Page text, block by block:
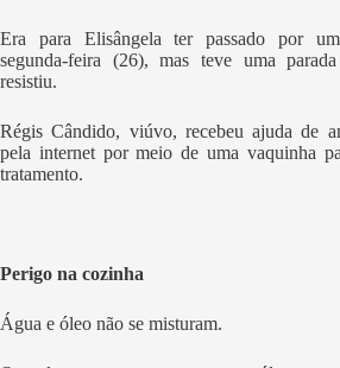
Era para Elisângela ter passado por
segunda-feira (26), mas teve uma
resistiu.
Régis Cândido, viúvo, recebeu ajuda de
pela internet por meio de uma vaquinha
tratamento.
Perigo na cozinha
Água e óleo não se misturam.